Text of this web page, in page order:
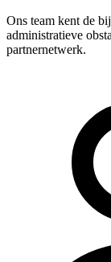
Ons team kent de
administratieve
partnernetwerk.